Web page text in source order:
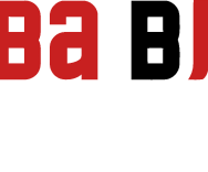
содержанию